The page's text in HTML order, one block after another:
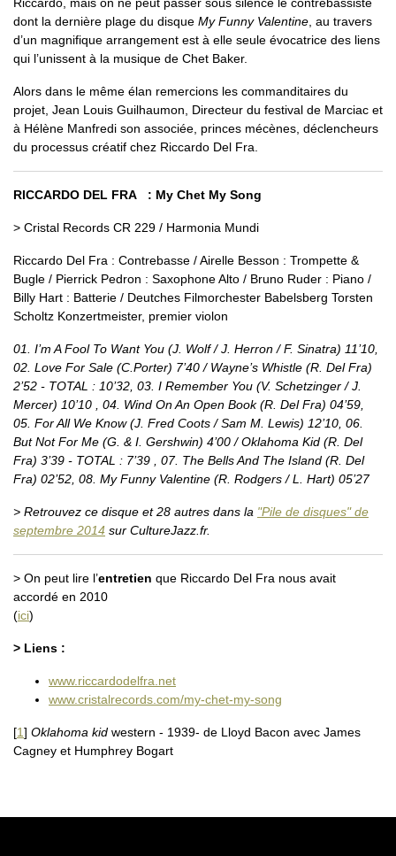
dont la dernière plage du disque My Funny Valentine , au travers
d’un magnifique arrangement est à elle seule évocatrice des liens
qui l’unissent à la musique de Chet Baker.
Alors dans le même élan remercions les commanditaires du
projet, Jean Louis Guilhaumon, Directeur du festival de Marciac et
à Hélène Manfredi son associée, princes mécènes, déclencheurs
du processus créatif chez Riccardo Del Fra.
RICCARDO DEL FRA : My Chet My Song
> Cristal Records CR 229 / Harmonia Mundi
Riccardo Del Fra : Contrebasse / Airelle Besson : Trompette &
Bugle / Pierrick Pedron : Saxophone Alto / Bruno Ruder : Piano /
Billy Hart : Batterie / Deutches Filmorchester Babelsberg Torsten
Scholtz Konzertmeister, premier violon
01. I’m A Fool To Want You (J. Wolf / J. Herron / F. Sinatra) 11’10,
02. Love For Sale (C.Porter) 7’40 / Wayne’s Whistle (R. Del Fra)
2’52 - TOTAL : 10’32, 03. I Remember You (V. Schetzinger / J.
Mercer) 10’10 , 04. Wind On An Open Book (R. Del Fra) 04’59,
05. For All We Know (J. Fred Coots / Sam M. Lewis) 12’10, 06.
But Not For Me (G. & I. Gershwin) 4’00 / Oklahoma Kid (R. Del
Fra) 3’39 - TOTAL : 7’39 , 07. The Bells And The Island (R. Del
Fra) 02’52, 08. My Funny Valentine (R. Rodgers / L. Hart) 05’27
> Retrouvez ce disque et 28 autres dans la "Pile de disques" de
septembre 2014 sur CultureJazz.fr.
> On peut lire l’entretien que Riccardo Del Fra nous avait
accordé en 2010
(ici)
> Liens :
www.riccardodelfra.net
www.cristalrecords.com/my-chet-my-song
[1] Oklahoma kid western - 1939- de Lloyd Bacon avec James
Cagney et Humphrey Bogart